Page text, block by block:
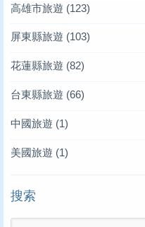
高雄市旅遊 (123)
屏東縣旅遊 (103)
花蓮縣旅遊 (82)
台東縣旅遊 (66)
中國旅遊 (1)
美國旅遊 (1)
搜索